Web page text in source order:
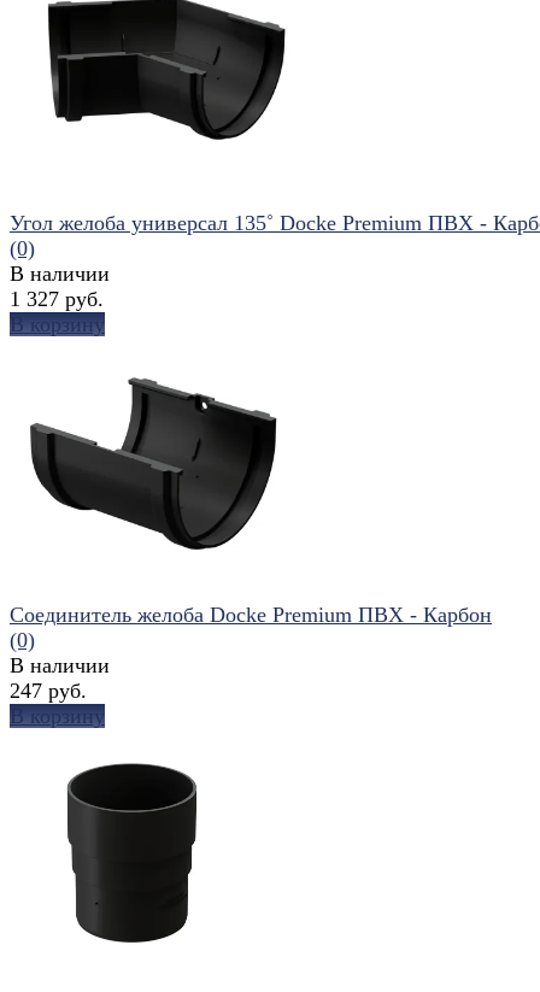
избранное сравнить
избранное сравнить
Угол желоба универсал 135˚ Docke Premium ПВХ -
(0)
В наличии
1 327 руб.
В корзину
избранное
Соединитель желоба Docke Premium ПВХ - Карбон
(0)
В наличии
247 руб.
В корзину